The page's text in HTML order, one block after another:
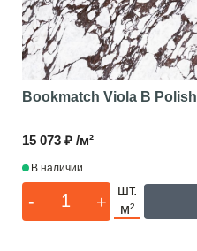
Bookmatch Viola B
15 073 ₽ /м²
В наличии
- +
шт.
м²